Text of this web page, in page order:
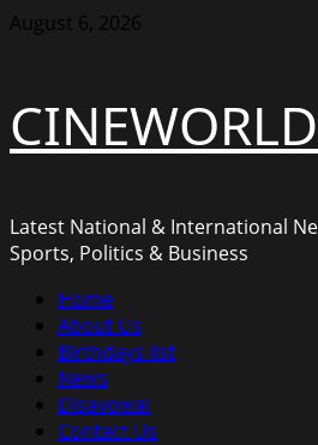
Skip
August 6, 2026
Latest National & International
Sports, Politics & Business
Primary
Menu
Home
About Us
Birthdays list
News
Disavowal
Contact Us